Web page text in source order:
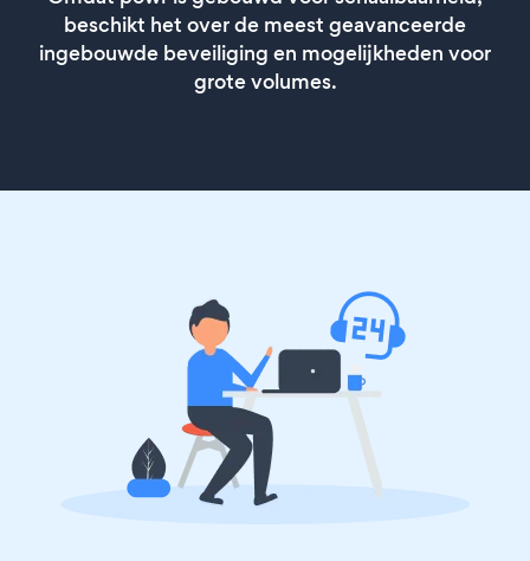
beschikt het over de meest geavanceerde
ingebouwde beveiliging en mogelijkheden voor
grote volumes.